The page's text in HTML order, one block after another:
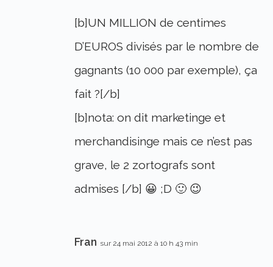
[b]UN MILLION de centimes
D’EUROS divisés par le nombre de
gagnants (10 000 par exemple), ça
fait ?[/b]
[b]nota: on dit marketinge et
merchandisinge mais ce n’est pas
grave, le 2 zortografs sont
admises [/b] 😀 ;D 🙂 😉
Fran sur 24 mai 2012 à 10 h 43 min